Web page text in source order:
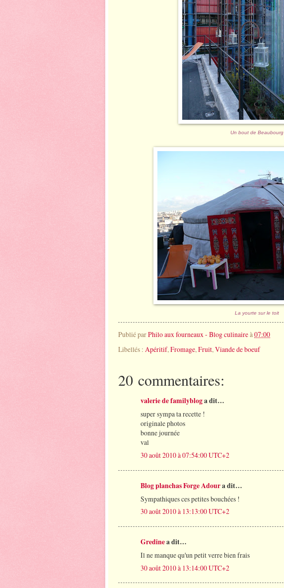
Un bout de Beaubourg
La yourte sur le toit
Publié parPhilo aux fourneaux - Blog culinaireà07:00
Libellés : Apéritif, Fromage, Fruit, Viande de boeuf
20 commentaires:
valerie de familybloga dit…
super sympa ta recette !
originale photos
bonne journée
val
30 août 2010 à 07:54:00 UTC+2
Blog planchas Forge Adoura dit…
Sympathiques ces petites bouchées !
30 août 2010 à 13:13:00 UTC+2
Gredinea dit…
Il ne manque qu'un petit verre bien frais
30 août 2010 à 13:14:00 UTC+2